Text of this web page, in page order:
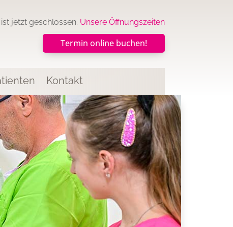
ist jetzt geschlossen. Unsere Öffnungszeiten
Termin online buchen!
Kontakt